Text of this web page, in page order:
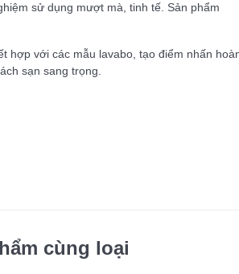
sử dụng mượt mà, tinh tế. Sản phẩm
hợp với các mẫu lavabo, tạo điểm nhấn
sạn sang trọng.
cùng loại